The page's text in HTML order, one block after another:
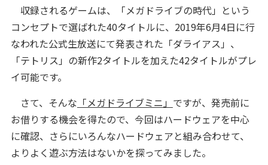
収録されるゲームは、「メガドライブの時代」という
コンセプトで選ばれた40タイトルに、2019年6月4日に行
なわれた公式生放送にて発表された「ダライアス」、
「テトリス」の新作2タイトルを加えた42タイトルがプレ
イ可能です。
さて、そんな 「メガドライブミニ」 ですが、発売前に
お借りする機会を得たので、今回はハードウェアを中心
に確認、さらにいろんなハードウェアと組み合わせて、
よりよく遊ぶ方法はないかを探ってみました。